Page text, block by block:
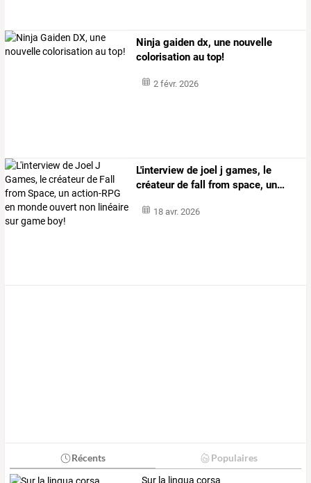
Ninja gaiden dx, une nouvelle
colorisation au top!
2 févr. 2026
L'interview de joel j games, le
créateurde fall from space, un…
18 avr. 2026
Récents Populaires
Sur la lingua corsa